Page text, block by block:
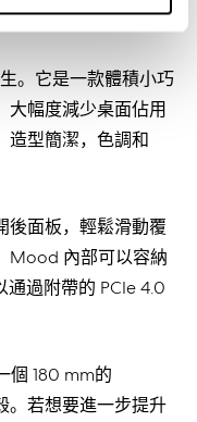
。它是一款體積小巧
大幅度減少桌面佔用
造型簡潔，色調和
後面板，輕鬆滑動覆
Mood 內部可以容納
過附帶的 PCIe 4.0
個 180 mm的
。若想要進一步提升